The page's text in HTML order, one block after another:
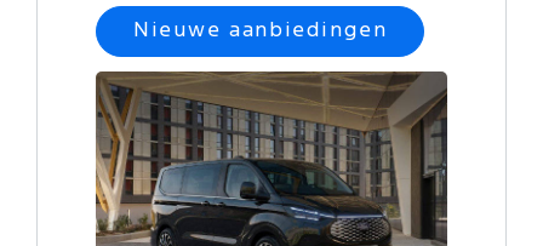
Nieuwe aanbiedingen